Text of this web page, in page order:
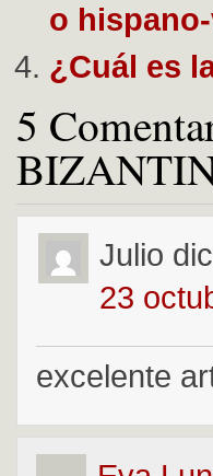
o
¿Cuál es
5
Julio
23
excelente